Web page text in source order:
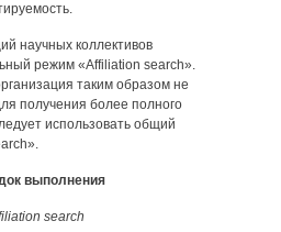
научных коллективов
режим «Affiliation search».
таким образом не
получения более полного
использовать общий
выполнения
search